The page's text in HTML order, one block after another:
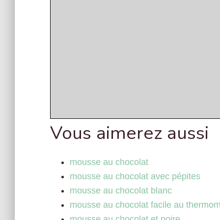
Vous aimerez aussi
mousse au chocolat
mousse au chocolat avec pépites
mousse au chocolat blanc
mousse au chocolat facile au